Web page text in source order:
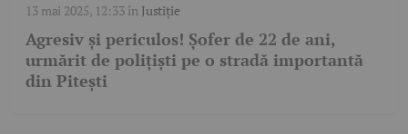
13 mai 2025, 12:33în Justiție
Agresiv și periculos! Șofer de 22 de ani,
urmărit de polițiști pe o stradă importantă
din Pitești